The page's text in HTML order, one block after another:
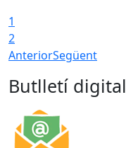
1
2
AnteriorSegüent
Butlletí digital